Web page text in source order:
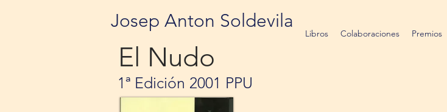
Josep Anton Soldevila
Libros Colaboraciones Premios
El Nudo
1ª Edición 2001 PPU